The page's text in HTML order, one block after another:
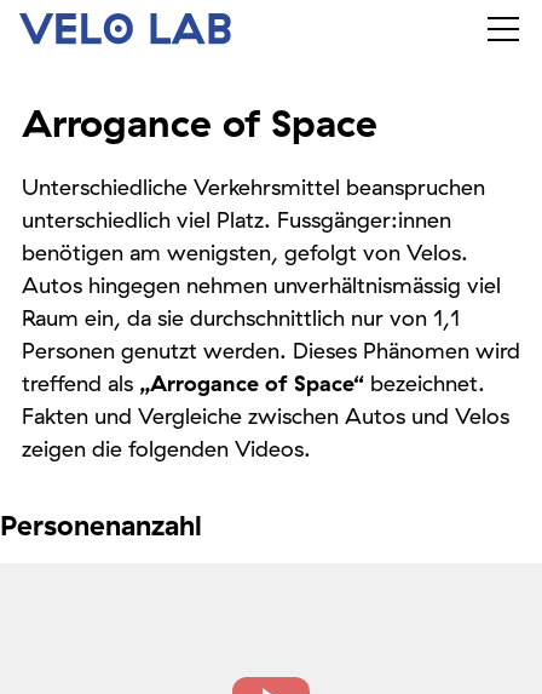
Arrogance of Space
Unterschiedliche Verkehrsmittel beanspruchen
unterschiedlich viel Platz. Fussgänger:innen
benötigen am wenigsten, gefolgt von Velos.
Autos hingegen nehmen unverhältnismässig viel
Raum ein, da sie durchschnittlich nur von 1,1
Personen genutzt werden. Dieses Phänomen wird
treffend als „Arrogance of Space“ bezeichnet.
Fakten und Vergleiche zwischen Autos und Velos
zeigen die folgenden Videos.
Personenanzahl